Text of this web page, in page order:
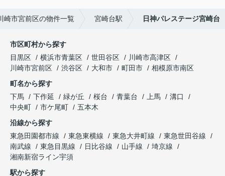
崎市宮前区の物件一覧 宮崎台駅 日神パレステージ宮崎台
市区町村から探す
目黒区
横浜市青葉区 世田谷区
川崎市高津区
川崎市宮前区
渋谷区 大和市 町田市
相模原市南区
町名から探す
下馬
下作延 緑が丘 桜台 青葉台 上馬
溝口
中央町
市ケ尾町
五本木
沿線から探す
東急田園都市線
東急東横線 東急大井町線
東急世田谷線
南武線
東急目黒線 日比谷線 山手線
埼京線
湘南新宿ライン宇須
駅から探す